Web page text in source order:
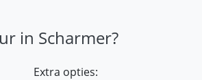
in Scharmer?
Extra opties: